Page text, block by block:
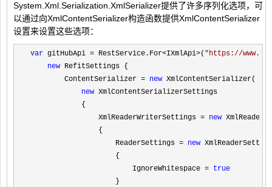
System.Xml.Serialization.XmlSerializer提供了许多序列化选项，可
以通过向XmlContentSerializer构造函数提供XmlContentSerializer
设置来设置这些选项：
var gitHubApi = RestService.For<IXmlApi>( "https://
new RefitSettings {
        ContentSerializer
= new XmlContentSerializer(
new XmlContentSerializerSettings
            {
                XmlReaderWriterSettings
= new
                {
                    ReaderSettings
= new
                    {
                        IgnoreWhitespace
= true
                    }